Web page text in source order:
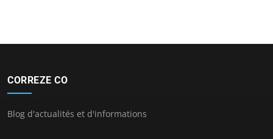
CORREZE CO
Blog d'actualités et d'informations